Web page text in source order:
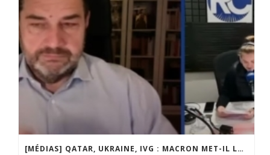
[MÉDIAS] QATAR, UKRAINE, IVG : MACRON MET-IL LA FRANCE EN DANGER ? JF POISSON INVITÉ DE LIGNE DROITE SUR RADIO COURTOISIE